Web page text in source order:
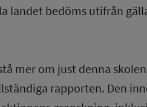
landet bedöms utifrån
mer om just denna
rapporten. Den